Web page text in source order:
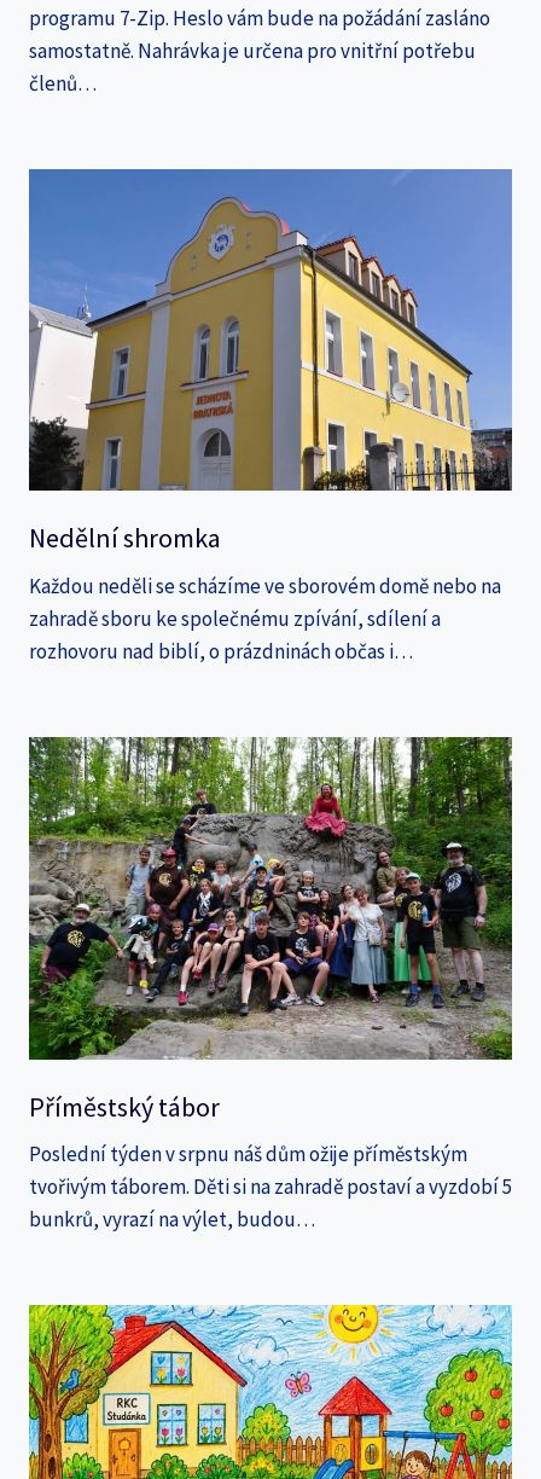
programu 7-Zip. Heslo vám bude na požádání zasláno
samostatně. Nahrávka je určena pro vnitřní potřebu
členů…
Nedělní shromka
Každou neděli se scházíme ve sborovém domě nebo na
zahradě sboru ke společnému zpívání, sdílení a
rozhovoru nad biblí, o prázdninách občas i…
Příměstský tábor
Poslední týden v srpnu náš dům ožije příměstským
tvořivým táborem. Děti si na zahradě postaví a vyzdobí 5
bunkrů, vyrazí na výlet, budou…